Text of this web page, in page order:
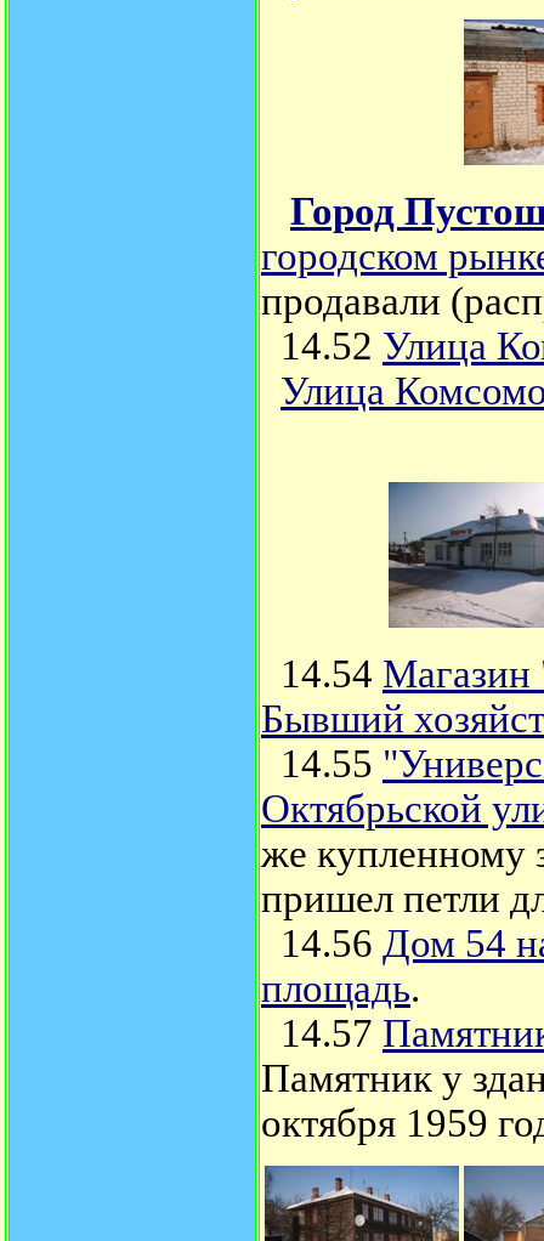
Город
городском
продавали
14.52 Улица
Улица
14.54 Магазин
Бывший
14.55
Октябрьской
же купленному
пришел петли
14.56 Дом 54
площадь.
14.57
Памятник у
октября 1959